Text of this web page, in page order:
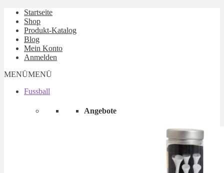
Startseite
Shop
Produkt-Katalog
Blog
Mein Konto
Anmelden
MENÜMENÜ
Fussball
Angebote